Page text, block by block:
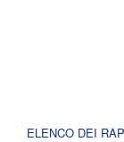
ELENCO DEI